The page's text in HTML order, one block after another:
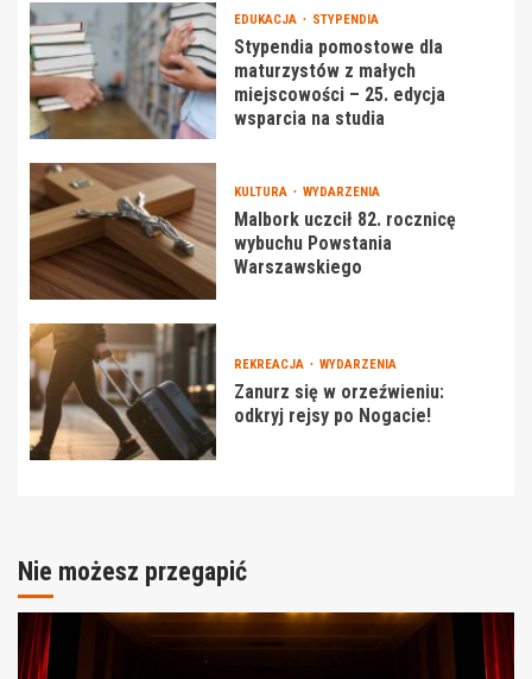
EDUKACJA STYPENDIA
Stypendia pomostowe dla
maturzystów z małych
miejscowości – 25. edycja
wsparcia na studia
KULTURA WYDARZENIA
Malbork uczcił 82. rocznicę
wybuchu Powstania
Warszawskiego
REKREACJA WYDARZENIA
Zanurz się w orzeźwieniu:
odkryj rejsy po Nogacie!
Nie możesz przegapić